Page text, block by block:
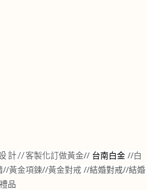
計//客製化訂做黃金// 台南白金 //白
//黃金項鍊//黃金對戒 //結婚對戒//結婚
品